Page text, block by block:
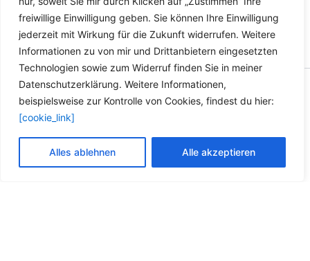
freiwillige Einwilligung geben. Sie können Ihre Einwilligung
jederzeit mit Wirkung für die Zukunft widerrufen. Weitere
Informationen zu von mir und Drittanbietern eingesetzten
Technologien sowie zum Widerruf finden Sie in meiner
Datenschutzerklärung. Weitere Informationen,
beispielsweise zur Kontrolle von Cookies, findest du hier:
[cookie_link]
Alles ablehnen Alle akzeptieren
Copyright © 2026 Versandhandel für Fahrzeugteile, Ersatzteile
für: SMART BMW VW - Zubehör für Werkstätten.
Vertrag widerrufen